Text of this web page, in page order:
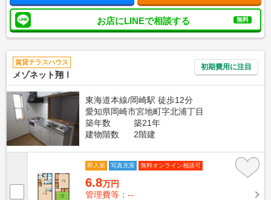
お店にLINEで相談する 無料
賃貸テラスハウス
メゾネット翔Ⅰ
初期費用に注目
東海道本線/岡崎駅 徒歩12分
愛知県岡崎市宮地町字北浦丁目
築年数
築21年
建物階数
2階建
即入居 写真充実 無料オンライン相談可
6.8万円
管理費等：--